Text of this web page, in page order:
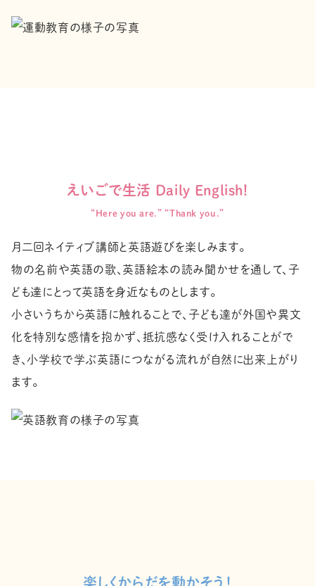
えいごで生活 Daily English!
“Here you are.” “Thank you.”
月二回ネイティブ講師と英語遊びを楽しみます。
物の名前や英語の歌、英語絵本の読み聞かせを通して、子
ども達にとって英語を身近なものとします。
小さいうちから英語に触れることで、子ども達が外国や異文
化を特別な感情を抱かず、抵抗感なく受け入れることがで
き、小学校で学ぶ英語につながる流れが自然に出来上がり
ます。
楽しくからだを動かそう！